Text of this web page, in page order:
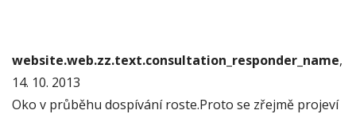
website.web.zz.text.consultation_responder_name,
14. 10. 2013
Oko v průběhu dospívání roste.Proto se zřejmě projeví